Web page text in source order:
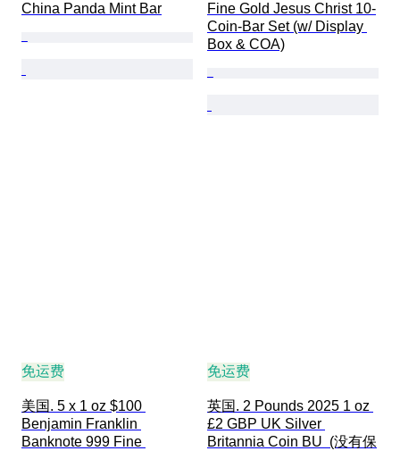
China Panda Mint Bar
Fine Gold Jesus Christ 10-
Coin-Bar Set (w/ Display
Box & COA)
免运费
美国. 5 x 1 oz $100
Benjamin Franklin
Banknote 999 Fine
免运费
英国. 2 Pounds 2025 1 oz
£2 GBP UK Silver
Britannia Coin BU  (没有保